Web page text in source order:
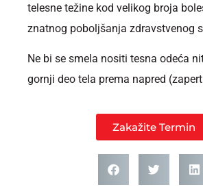
telesne težine kod velikog broja
znatnog poboljšanja zdravstvenog
Ne bi se smela nositi tesna odeća
gornji deo tela prema napred
Zakažite Termin